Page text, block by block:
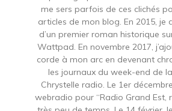
me sers parfois de ces clichés
articles de mon blog. En 2015, je
d’un premier roman historique
Wattpad. En novembre 2017,
corde à mon arc en devenant
les journaux du week-end de
Chrystelle radio. Le 1er
webradio pour “Radio Grand Est,